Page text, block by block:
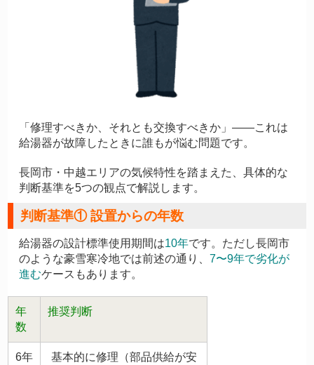
「修理すべきか、それとも交換すべきか」——これは
給湯器が故障したときに誰もが悩む問題です。
長岡市・中越エリアの気候特性を踏まえた、具体的な
判断基準を5つの観点で解説します。
判断基準① 設置からの年数
給湯器の設計標準使用期間は10年です。ただし長岡市
のような豪雪寒冷地では前述の通り、7〜9年で劣化が
進むケースもあります。
年
数
推奨判断
6年
基本的に修理（部品供給が安